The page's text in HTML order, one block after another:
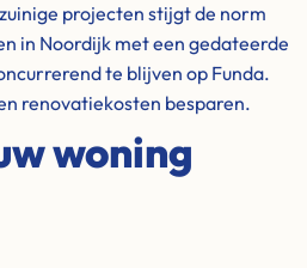
projecten stijgt de norm
in Noordijk met een gedateerde
te blijven op Funda.
renovatiekosten besparen.
woning